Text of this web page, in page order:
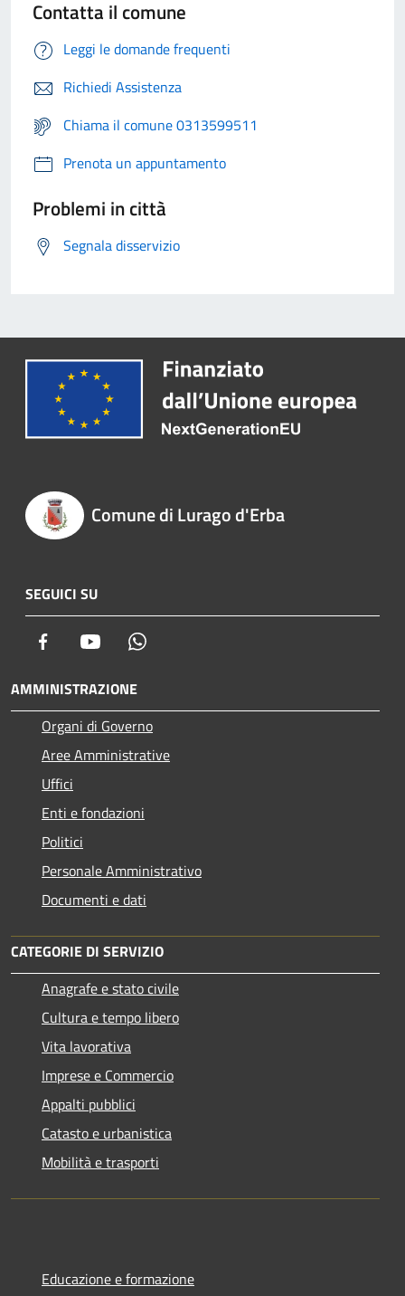
Contatta il comune
Leggi le domande frequenti
Richiedi Assistenza
Chiama il comune 0313599511
Prenota un appuntamento
Problemi in città
Segnala disservizio
Comune di Lurago d'Erba
SEGUICI SU
Facebook Youtube
AMMINISTRAZIONE
Organi di Governo
Aree Amministrative
Uffici
Enti e fondazioni
Politici
Personale Amministrativo
Documenti e dati
CATEGORIE DI SERVIZIO
Anagrafe e stato civile
Cultura e tempo libero
Vita lavorativa
Imprese e Commercio
Appalti pubblici
Catasto e urbanistica
Mobilità e trasporti
Educazione e formazione